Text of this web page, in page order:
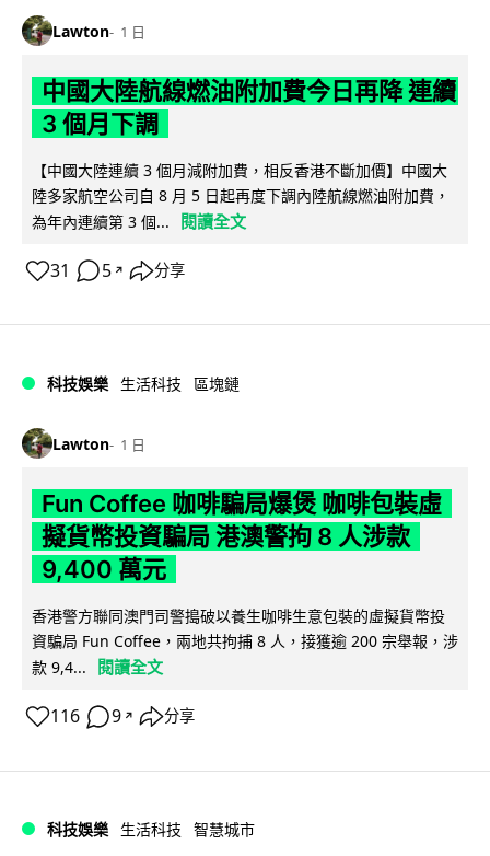
Lawton 1 日
中國大陸航線燃油附加費今日再降 連續
3 個月下調
【中國大陸連續 3 個月減附加費，相反香港不斷加價】中國大
陸多家航空公司自 8 月 5 日起再度下調內陸航線燃油附加費，
為年內連續第 3 個...
閱讀全文
31 5 ↗ 分享
科技娛樂 生活科技 區塊鏈
Lawton 1 日
Fun Coffee 咖啡騙局爆煲 咖啡包裝虛
擬貨幣投資騙局 港澳警拘 8 人涉款
9,400 萬元
香港警方聯同澳門司警搗破以養生咖啡生意包裝的虛擬貨幣投
資騙局 Fun Coffee，兩地共拘捕 8 人，接獲逾 200 宗舉報，涉
款 9,4...
閱讀全文
116 9 ↗ 分享
科技娛樂 生活科技 智慧城市